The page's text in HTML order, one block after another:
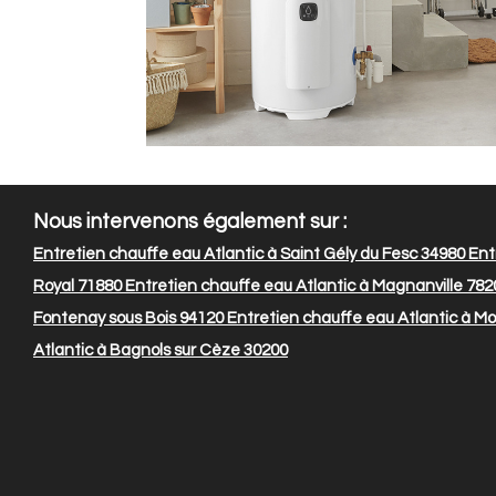
Nous intervenons également sur :
Entretien chauffe eau Atlantic à Saint Gély du Fesc 34980
Royal 71880Entretien chauffe eau Atlantic à Magnanville
Fontenay sous Bois 94120Entretien chauffe eau Atlantic à
Atlantic à Bagnols sur Cèze 30200